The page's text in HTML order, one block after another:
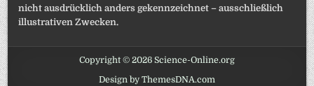
nicht ausdrücklich anders gekennzeichnet – ausschließlich
illustrativen Zwecken.
Copyright © 2026 Science-Online.org
Design by ThemesDNA.com